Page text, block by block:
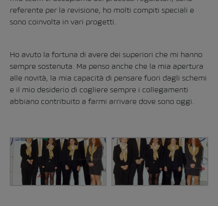
referente per la revisione, ho molti compiti speciali e
sono coinvolta in vari progetti.
Ho avuto la fortuna di avere dei superiori che mi hanno
sempre sostenuta. Ma penso anche che la mia apertura
alle novità, la mia capacità di pensare fuori dagli schemi
e il mio desiderio di cogliere sempre i collegamenti
abbiano contribuito a farmi arrivare dove sono oggi.